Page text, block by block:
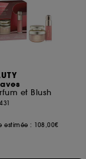
et Blush
431
estimée : 108,00€